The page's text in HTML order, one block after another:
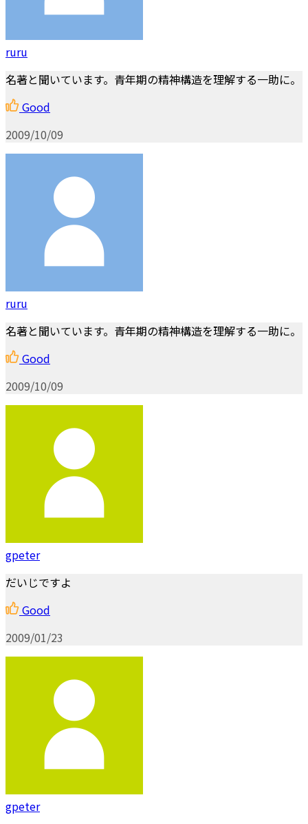
ruru
名著と聞いています。青年期の精神構造を理解する一助に。
Good
2009/10/09
ruru
名著と聞いています。青年期の精神構造を理解する一助に。
Good
2009/10/09
gpeter
だいじですよ
Good
2009/01/23
gpeter